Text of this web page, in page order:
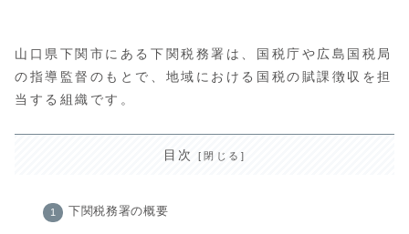
山口県下関市にある下関税務署は、国税庁や広島国税局
の指導監督のもとで、地域における国税の賦課徴収を担
当する組織です。
目次
下関税務署の概要